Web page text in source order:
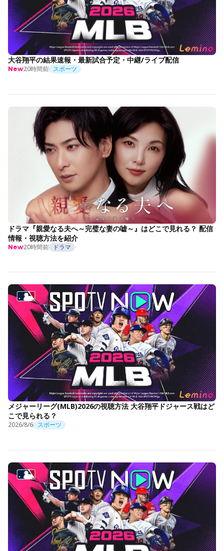
大谷翔平の結果速報・最新試合予定・中継/ライブ配信
New20時間前 スポーツ
ドラマ『親愛なる夫へ～完璧な妻の嘘～』はどこで見れる？ 配信
情報・視聴方法を紹介
New20時間前 ドラマ
メジャーリーグ(MLB)2026の視聴方法 大谷翔平ドジャース戦はど
こで見られる？
2026/8/6 スポーツ